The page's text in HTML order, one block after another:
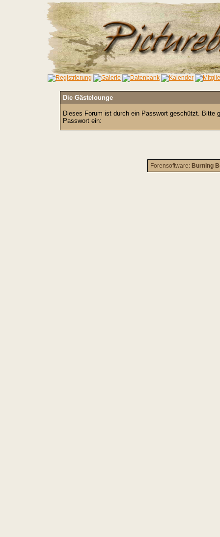
Die Gästelounge
Dieses Forum ist durch ein Passwort geschützt. Bitte
Passwort ein:
Forensoftware: Burning